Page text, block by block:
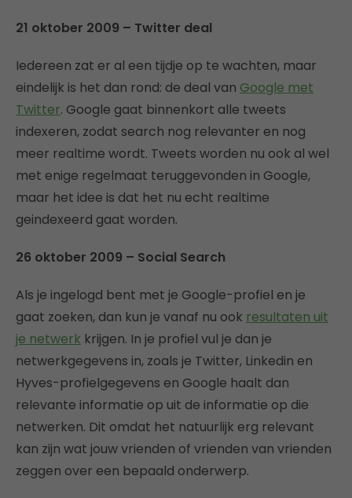
21 oktober 2009 – Twitter deal
Iedereen zat er al een tijdje op te wachten, maar
eindelijk is het dan rond: de deal van Google met
Twitter. Google gaat binnenkort alle tweets
indexeren, zodat search nog relevanter en nog
meer realtime wordt. Tweets worden nu ook al wel
met enige regelmaat teruggevonden in Google,
maar het idee is dat het nu echt realtime
geindexeerd gaat worden.
26 oktober 2009 – Social Search
Als je ingelogd bent met je Google-profiel en je
gaat zoeken, dan kun je vanaf nu ook resultaten uit
je netwerk krijgen. In je profiel vul je dan je
netwerkgegevens in, zoals je Twitter, Linkedin en
Hyves-profielgegevens en Google haalt dan
relevante informatie op uit de informatie op die
netwerken. Dit omdat het natuurlijk erg relevant
kan zijn wat jouw vrienden of vrienden van vrienden
zeggen over een bepaald onderwerp.